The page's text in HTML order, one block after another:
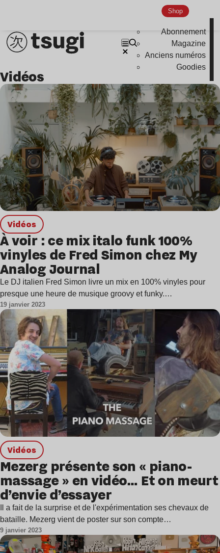
Shop
Abonnement
Magazine
Anciens numéros
Goodies
Vidéos
Vidéos
À voir : ce mix italo funk 100%
vinyles de Fred Simon chez My
Analog Journal
Le DJ italien Fred Simon livre un mix en 100% vinyles pour
presque une heure de musique groovy et funky.…
19 janvier 2023
Vidéos
Mezerg présente son « piano-
massage » en vidéo… Et on meurt
d’envie d’essayer
Il a fait de la surprise et de l'expérimentation ses chevaux de
bataille. Mezerg vient de poster sur son compte…
9 janvier 2023